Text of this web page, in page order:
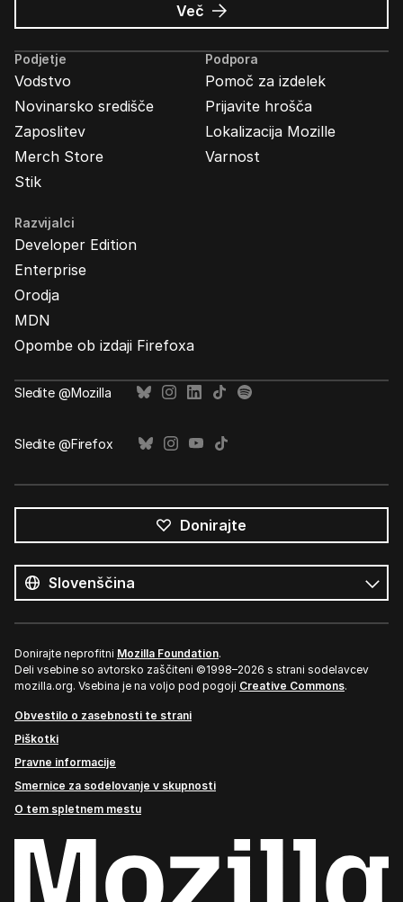
Več o
Oglasi
Mozilla
Podjetje
Vodstvo
Novinarsko središče
Zaposlitev
Merch Store
Stik
Podpora
Pomoč za izdelek
Prijavite hrošča
Lokalizacija Mozille
Varnost
Razvijalci
Developer Edition
Enterprise
Orodja
MDN
Opombe ob izdaji Firefoxa
Sledite @Mozilla
Sledite @Firefox
Donirajte
jeziki
Jezik
Donirajte neprofitni Mozilla Foundation.
Deli vsebine so avtorsko zaščiteni ©1998–2026 s strani sodelavcev
mozilla.org. Vsebina je na voljo pod pogoji Creative Commons.
Obvestilo o zasebnosti te strani
Piškotki
Pravne informacije
Smernice za sodelovanje v skupnosti
O tem spletnem mestu